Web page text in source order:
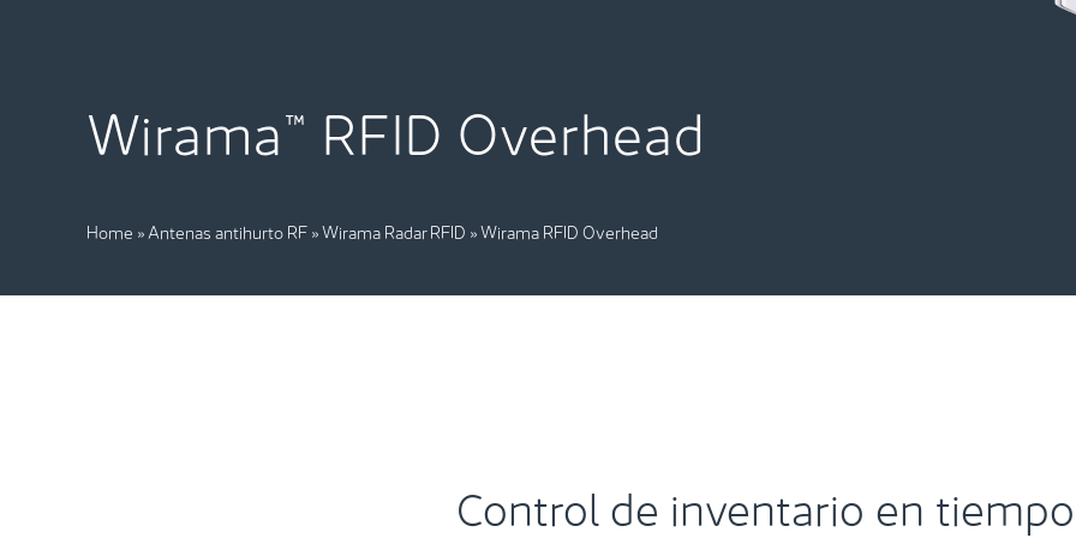
Wirama™ RFID Overhead
Home »Antenas antihurto RF»Wirama Radar RFID »Wirama RFID Overhead
Control de inventario en